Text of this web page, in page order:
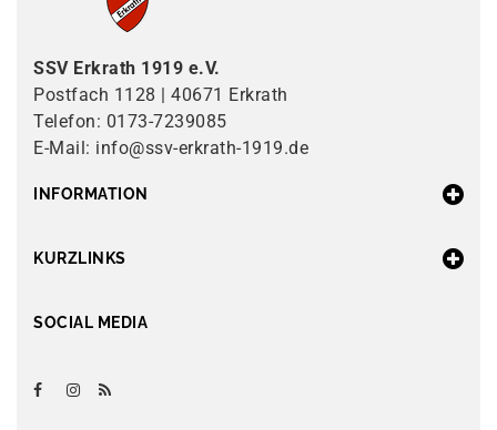
SSV Erkrath 1919 e.V.
Postfach 1128 | 40671 Erkrath
Telefon: 0173-7239085
E-Mail: info@ssv-erkrath-1919.de
INFORMATION
KURZLINKS
SOCIAL MEDIA